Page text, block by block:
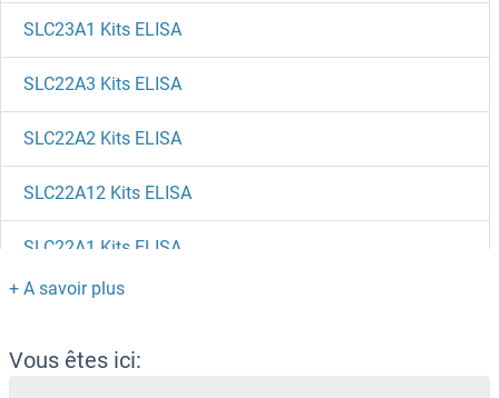
SLC23A1 Kits ELISA
SLC22A3 Kits ELISA
SLC22A2 Kits ELISA
SLC22A12 Kits ELISA
SLC22A1 Kits ELISA
SLC1A7 Kits ELISA
SLC1A6 Kits ELISA
Vous êtes ici: